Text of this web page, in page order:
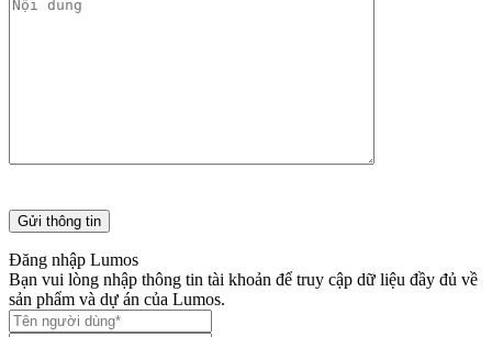
Đăng nhập Lumos
Bạn vui lòng nhập thông tin tài khoản để truy cập dữ liệu đầy đủ về
sản phẩm và dự án của Lumos.